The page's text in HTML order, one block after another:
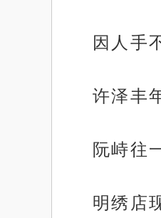
因人手
许泽丰
阮峙往
明绣店